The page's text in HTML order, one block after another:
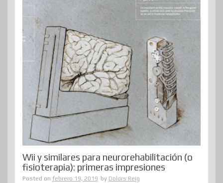
Wii y similares para neurorehabilitación (o
fisioterapia): primeras impresiones
Posted on febrero 19, 2019 by Dolors Reig